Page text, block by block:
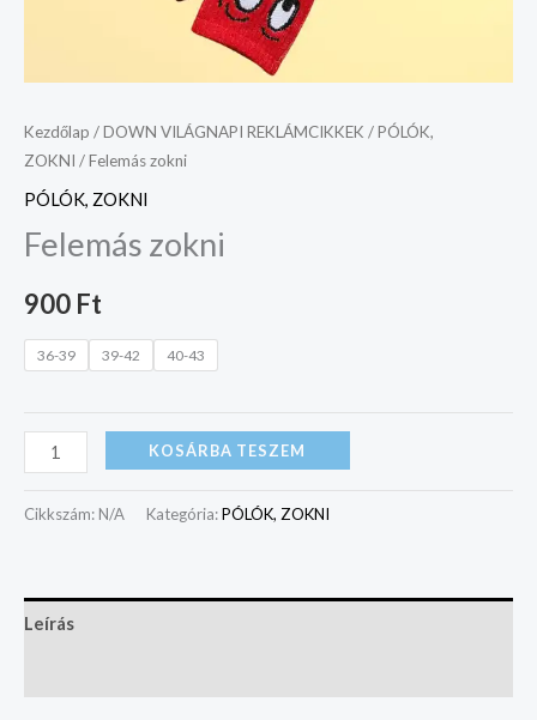
Kezdőlap /DOWN VILÁGNAPI REKLÁMCIKKEK /PÓLÓK,
ZOKNI / Felemás zokni
PÓLÓK, ZOKNI
Felemás zokni
900 Ft
36-39 39-42 40-43
KOSÁRBA TESZEM
Cikkszám: N/A Kategória:PÓLÓK, ZOKNI
Leírás